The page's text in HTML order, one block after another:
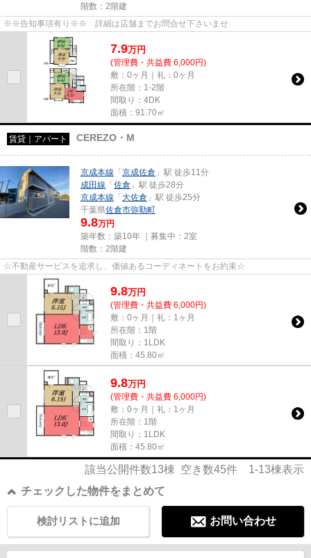
階数：2階建
※※告知事項有り※※ 詳細は店舗までお問合せ下さいませ
7.9万円
(管理費・共益費 6,000円)
敷：0ヶ月｜礼：0ヶ月
所在階：1-2階
間取り：4DK
面積：91.70㎡
賃貸｜アパート CEREZO・M
京成本線 「京成佐倉 」駅 徒歩11分
成田線 「佐倉 」駅 徒歩28分
京成本線 「大佐倉 」駅 徒歩25分
千葉県佐倉市弥勒町
9.8万円
築年数：築10年 ｜募集中： 2室
階数：2階建
☆不動産サービスを追求し、価値あるコーディネートをお約束☆
9.8万円
(管理費・共益費 6,000円)
敷：0ヶ月｜礼：1ヶ月
所在階：1階
間取り：1LDK
面積：45.80㎡
9.8万円
(管理費・共益費 6,000円)
敷：0ヶ月｜礼：1ヶ月
所在階：1階
間取り：1LDK
面積：45.80㎡
該当公開件数13棟 空き数45件 1-13棟表示
チェックした物件をまとめて
お問い合わせ
検討リストに追加